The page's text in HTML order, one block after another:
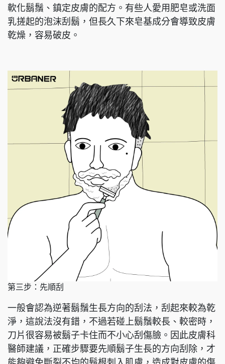
軟化鬍鬚、鎮定皮膚的配方。有些人愛用肥皂或洗面
乳搓起的泡沫刮鬍，但長久下來皂基成分會導致皮膚
乾燥，容易破皮。
第三步：先順刮
一般會認為逆著鬍鬚生長方向的刮法，刮起來較為乾
淨，這說法沒有錯，不過若碰上鬍鬚較長、較密時，
刀片很容易被鬍子卡住而不小心刮傷臉。因此皮膚科
醫師建議，正確步驟要先順鬍子生長的方向刮除，才